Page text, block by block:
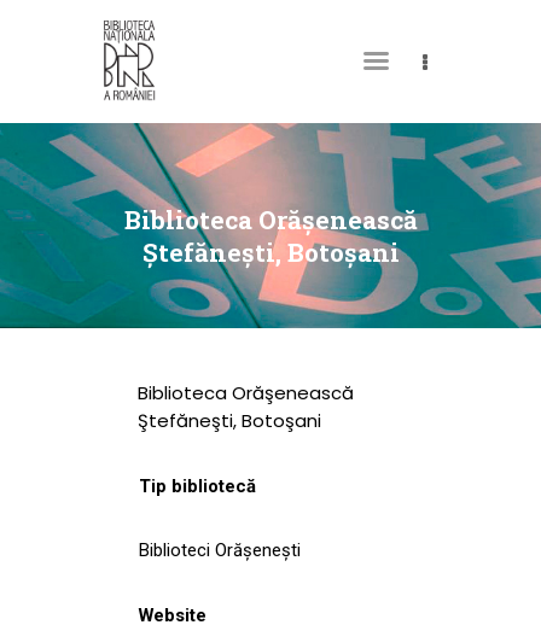
Biblioteca Orăşenească
Ştefăneşti, Botoşani
DESPRE NOI
PERMISUL MEU DE
BIBLIOTECĂ
CATALOAGE ȘI
COLECȚII
EVENIMENTE
SPAȚII
Biblioteca Orăşenească
Ştefăneşti, Botoşani
Tip bibliotecă
Biblioteci Orășenești
Website